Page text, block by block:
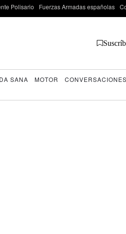
Polisario Fuerzas Armadas españolas
SANA MOTOR CONVERSACIONES